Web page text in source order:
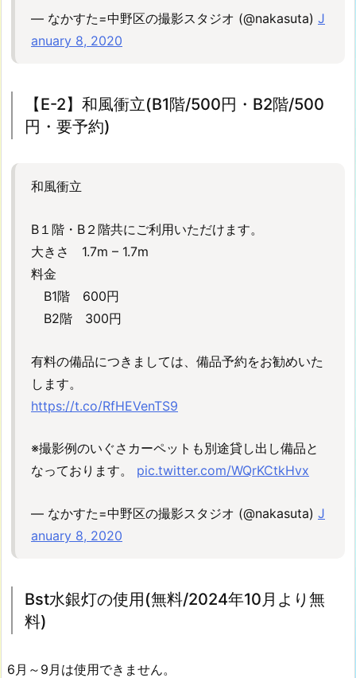
マ
シ
0
0
B
階
用・
要
約)
【S
-
4】
モ
ク
ン
込
(1
— なかすた=中野区の撮影スタジオ (@nakasuta) J
anuary 8, 2020
【E-2】和風衝立(B1階/500円・B2階/500
円・要予約)
和風衝立
B１階・B２階共にご利用いただけます。
大きさ 1.7m – 1.7m
料金
B1階 600円
B2階 300円
有料の備品につきましては、備品予約をお勧めいた
します。
https://t.co/RfHEVenTS9
※撮影例のいぐさカーペットも別途貸し出し備品と
なっております。 pic.twitter.com/WQrKCtkHvx
— なかすた=中野区の撮影スタジオ (@nakasuta) J
anuary 8, 2020
Bst水銀灯の使用(無料/2024年10月より無
料)
6月～9月は使用できません。